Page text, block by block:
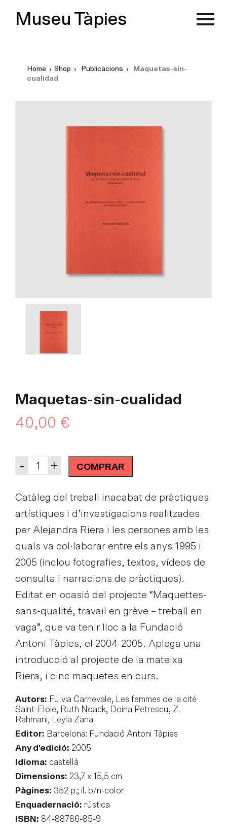
Museu Tàpies
Home › Shop › Publicacions ›
Maquetas-sin-
cualidad
Maquetas-sin-cualidad
40,00 €
Quantity +
- COMPRAR
Catàleg del treball inacabat de pràctiques
artístiques i d’investigacions realitzades
per Alejandra Riera i les persones amb les
quals va col·laborar entre els anys 1995 i
2005 (inclou fotografies, textos, vídeos de
consulta i narracions de pràctiques).
Editat en ocasió del projecte “Maquettes-
sans-qualité, travail en grève – treball en
vaga”, que va tenir lloc a la Fundació
Antoni Tàpies, el 2004-2005. Aplega una
introducció al projecte de la mateixa
Riera, i cinc maquetes en curs.
Autors: Fulvia Carnevale, Les femmes de la cité
Saint-Eloie, Ruth Noack, Doina Petrescu, Z.
Rahmani, Leyla Zana
Editor: Barcelona: Fundació Antoni Tàpies
Any d'edició: 2005
Idioma: castellà
Dimensions: 23,7 x 15,5 cm
Pàgines: 352 p.; il. b/n-color
Enquadernació: rústica
ISBN: 84-88786-85-9